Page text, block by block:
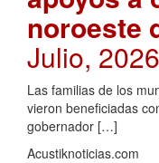
noroeste
Julio,
Las familias de los
vieron beneficiadas
gobernador […]
Acustiknoticias.com